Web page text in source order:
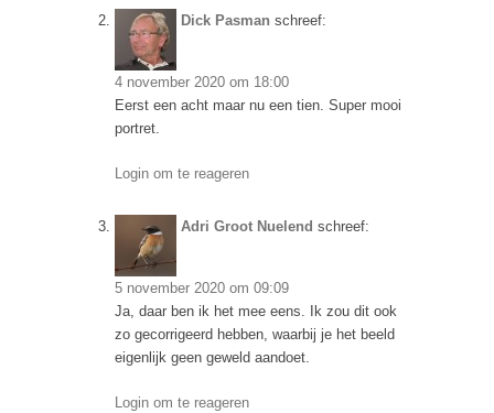
Dick Pasman schreef:
4 november 2020 om 18:00
Eerst een acht maar nu een tien. Super mooi
portret.
Login om te reageren
Adri Groot Nuelend schreef:
5 november 2020 om 09:09
Ja, daar ben ik het mee eens. Ik zou dit ook
zo gecorrigeerd hebben, waarbij je het beeld
eigenlijk geen geweld aandoet.
Login om te reageren